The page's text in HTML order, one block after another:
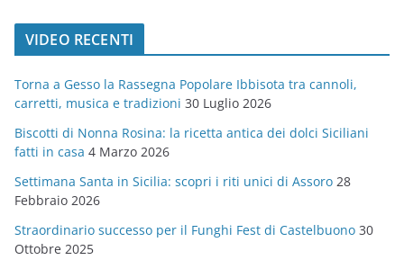
t
o
r
i
e
VIDEO RECENTI
Torna a Gesso la Rassegna Popolare Ibbisota tra cannoli,
carretti, musica e tradizioni 30 Luglio 2026
Biscotti di Nonna Rosina: la ricetta antica dei dolci Siciliani
fatti in casa 4 Marzo 2026
Settimana Santa in Sicilia: scopri i riti unici di Assoro 28
Febbraio 2026
Straordinario successo per il Funghi Fest di Castelbuono 30
Ottobre 2025